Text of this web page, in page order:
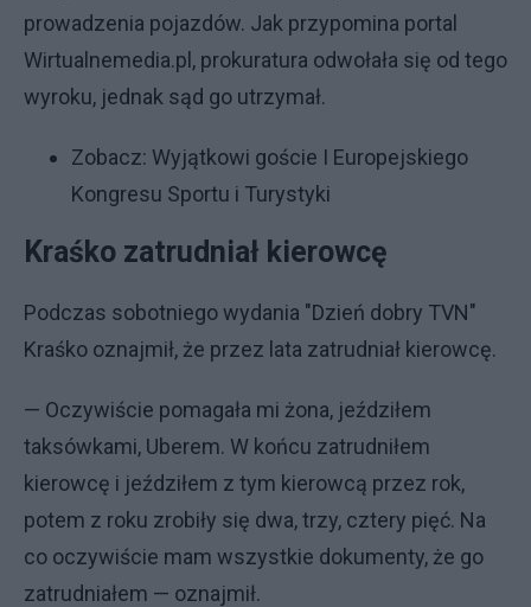
prowadzenia pojazdów. Jak przypomina portal
Wirtualnemedia.pl, prokuratura odwołała się od tego
wyroku, jednak sąd go utrzymał.
Zobacz: Wyjątkowi goście I Europejskiego
Kongresu Sportu i Turystyki
Kraśko zatrudniał kierowcę
Podczas sobotniego wydania "Dzień dobry TVN"
Kraśko oznajmił, że przez lata zatrudniał kierowcę.
— Oczywiście pomagała mi żona, jeździłem
taksówkami, Uberem. W końcu zatrudniłem
kierowcę i jeździłem z tym kierowcą przez rok,
potem z roku zrobiły się dwa, trzy, cztery pięć. Na
co oczywiście mam wszystkie dokumenty, że go
zatrudniałem — oznajmił.